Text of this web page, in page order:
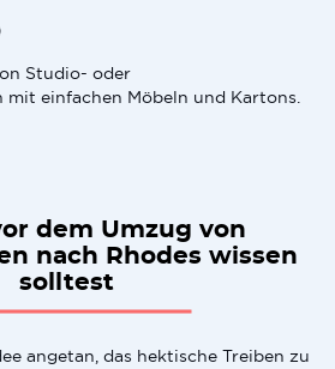
Studio- oder
einfachen Möbeln und Kartons.
dem Umzug von
nach Rhodes wissen
solltest
angetan, das hektische Treiben zu